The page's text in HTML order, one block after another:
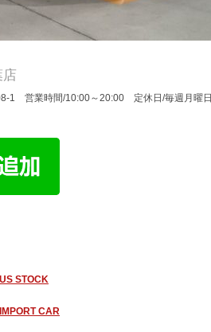
店
1 営業時間/10:00～20:00 定休日/毎週月曜日
US STOCK
IMPORT CAR